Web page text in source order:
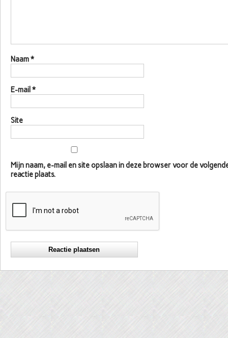
Naam*
E-mail *
Site
Mijn naam, e-mail en site opslaan in deze browser voor de
reactie plaats.